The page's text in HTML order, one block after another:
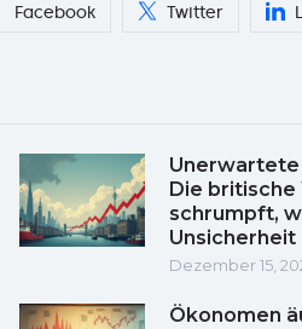
Facebook Twitter
Unerwartete
Die
schrumpft,
Dezember 15,
Ökonomen